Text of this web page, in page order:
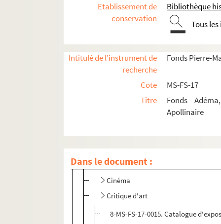
Etablissement de
conservation
Bibliothèque
Tous
Intitulé de l'instrument de
recherche
Fonds Pierre-
Cote
MS-FS-17
Titre
Fonds
Apollinaire
Dans le document :
Guillaume Apollinaire
Fiction
Textes et éditions érotiques
Théâtre
Cinéma
Critique d'art
8-MS-FS-17-0015. Catalogue